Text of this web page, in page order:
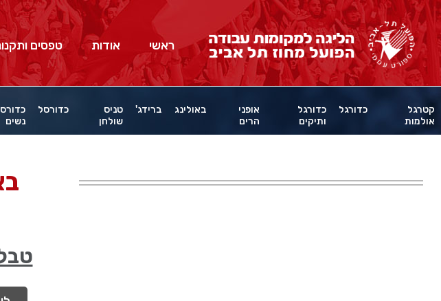
ראשי אודות טפסים
קטרגל
אולמות
כדורגל
כדורגל
ותיקים
אופני
הרים
באולינג ברידג'
טניס
שולחן
כדורסל
נשים